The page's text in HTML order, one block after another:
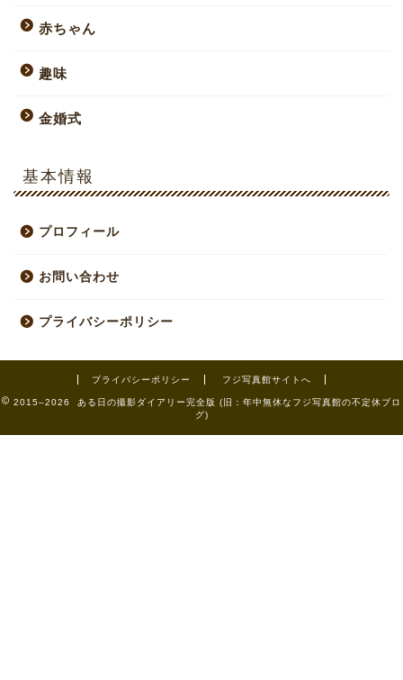
赤ちゃん
趣味
金婚式
基本情報
プロフィール
お問い合わせ
プライバシーポリシー
プライバシーポリシー フジ写真館サイトへ
2015–2026 ある日の撮影ダイアリー完全版 (旧：年中無休なフジ写真館の不定休ブロ
グ)